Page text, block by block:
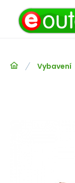
Vybavení